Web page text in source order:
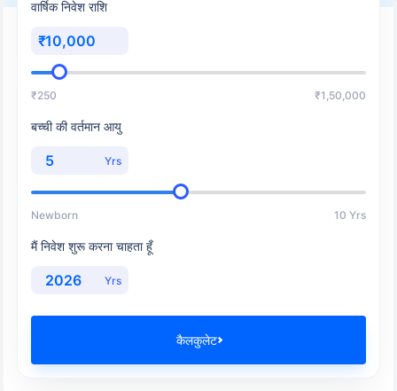
वार्षिक निवेश राशि
₹
₹250 ₹1,50,000
बच्ची की वर्तमान आयु
Yrs
Newborn 10 Yrs
मैं निवेश शुरू करना चाहता हूँ
Yrs
कैलकुलेट